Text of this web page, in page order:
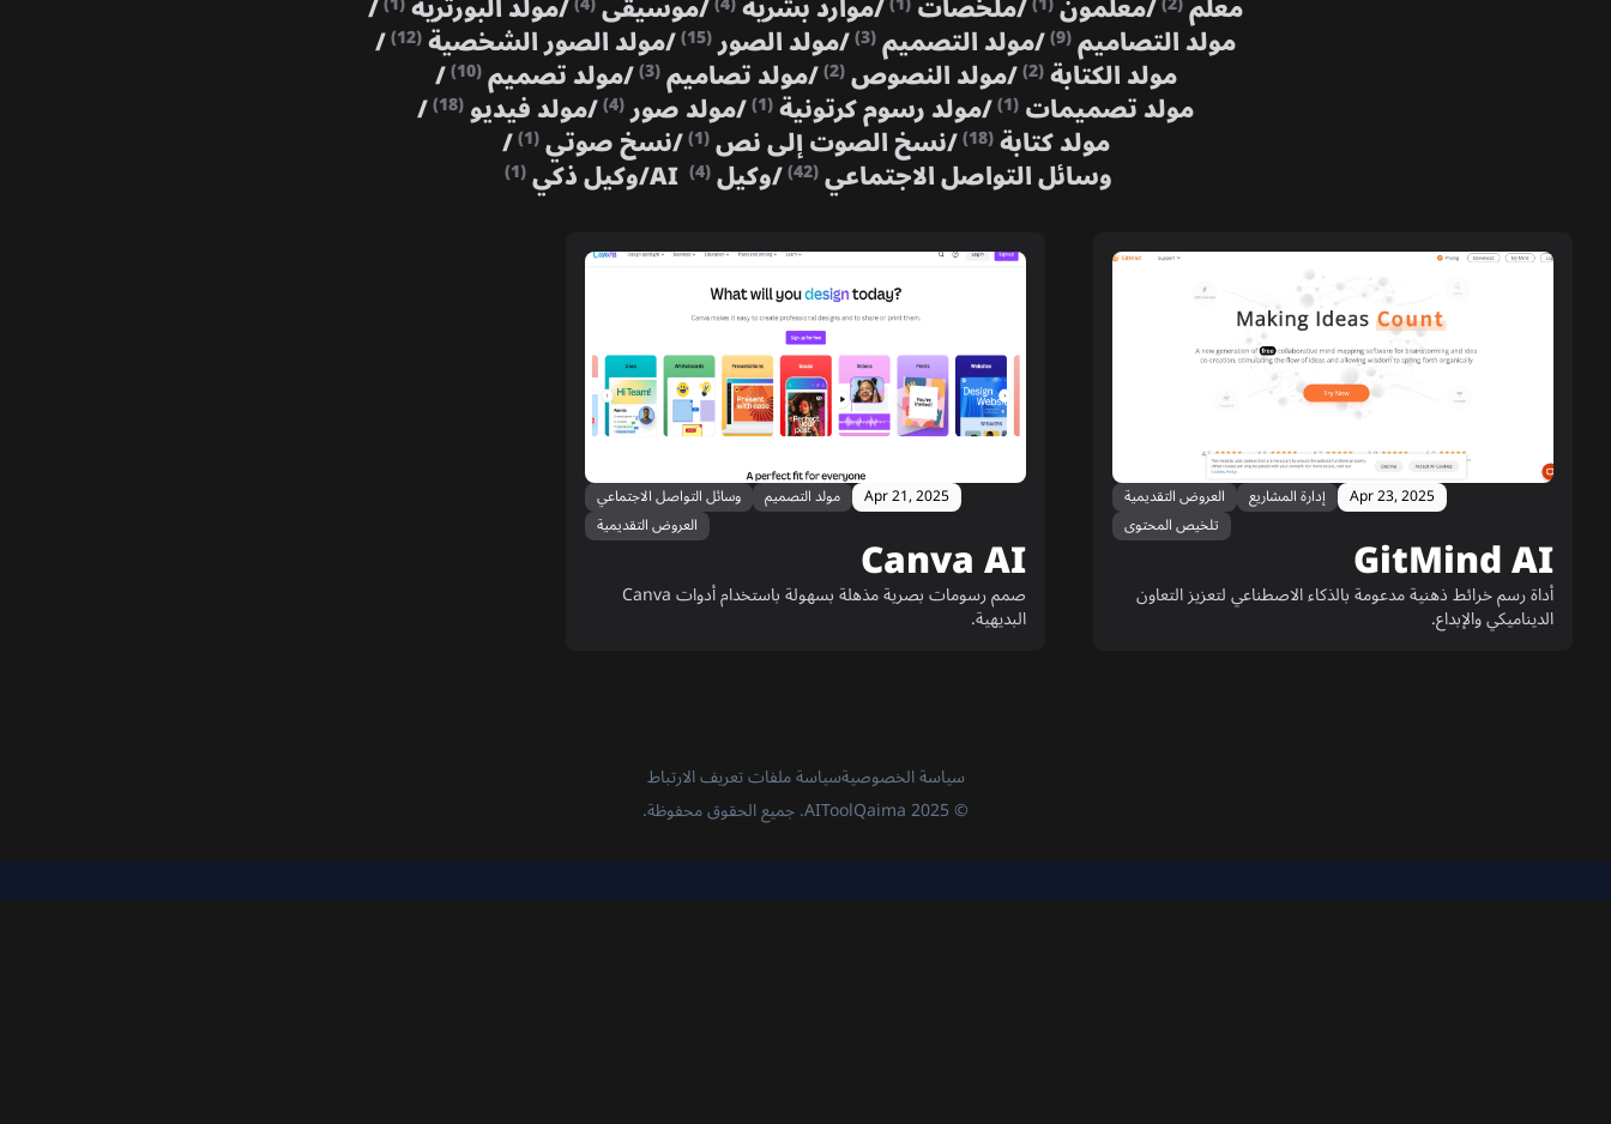
مولد التصاميم(9)
/مولد التصميم(3)
/مولد الصور(15)
/مولد الصور الشخصية(12)
/
مولد الكتابة(2)
/مولد النصوص(2)
/مولد تصاميم(3)
/مولد تصميم(10)
/
مولد تصميمات (1)
/مولد رسوم كرتونية(1)
/مولد صور(4)
/مولد فيديو(18)
/
مولد كتابة(18)
/نسخ الصوت إلى نص(1)
/نسخ صوتي(1)
/
وسائل التواصل الاجتماعي(42)
/وكيل AI(4)
/وكيل ذكي(1)
Apr 23, 2025 إدارة المشاريع
العروض التقديمية
تلخيص المحتوى
GitMind AI
أداة رسم خرائط ذهنية مدعومة بالذكاء الاصطناعي لتعزيز التعاون
الديناميكي والإبداع.
Apr 21, 2025 مولد التصميم
وسائل التواصل الاجتماعي
العروض التقديمية
Canva AI صمم رسومات بصرية مذهلة بسهولة باستخدام أدوات Canva
البديهية.
سياسة الخصوصيةسياسة ملفات تعريف الارتباط
© 2025 AIToolQaima. جميع الحقوق محفوظة.